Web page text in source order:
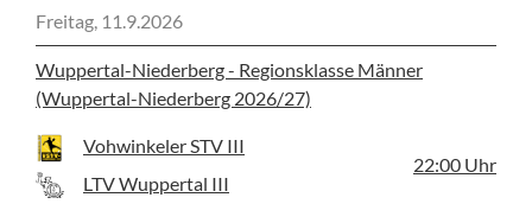
Freitag, 11.9.2026
Wuppertal-Niederberg - Regionsklasse Männer
(Wuppertal-Niederberg 2026/27)
Vohwinkeler STV III
LTV Wuppertal III
22:00 Uhr